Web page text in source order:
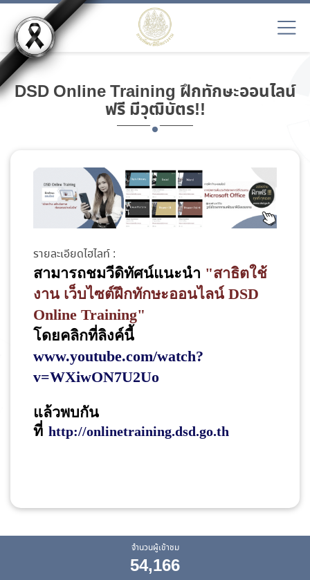
DSD Online Training ฝึกทักษะออนไลน์
ฟรี มีวุฒิบัตร!!
รายละเอียดไฮไลท์ :
สามารถชมวีดิทัศน์แนะนำ "สาธิตใช้
งาน เว็บไซต์ฝึกทักษะออนไลน์ DSD
Online Training"
www.youtube.com/watch?
v=WXiwON7U2Uo
แล้วพบกัน
ที่ http://onlinetraining.dsd.go.th
จำนวนผู้เข้าชม
54,166